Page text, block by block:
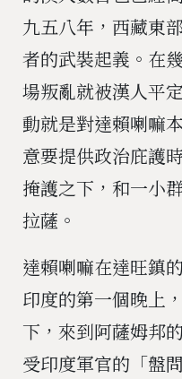
九五八年，西藏東
者的武裝起義。在
場叛亂就被漢人平
動就是對達賴喇嘛
意要提供政治庇護
掩護之下，和一小
拉薩。
達賴喇嘛在達旺鎮
印度的第一個晚上
下，來到阿薩姆邦
受印度軍官的「盤